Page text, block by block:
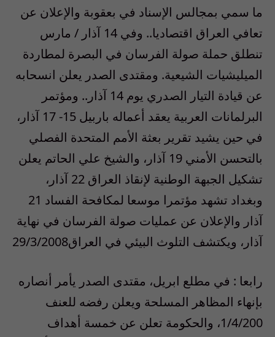
ما سمي بمجالس الإسناد في بعقوبة والإعلان عن
تعافي العراق اقتصاديا.. وفي 14 آذار / مارس
تنطلق حملة صولة الفرسان في البصرة لمطاردة
الميليشيات الشيعية. ومقتدى الصدر يعلن انسحابه
عن قيادة التيار الصدري يوم 14 آذار.. ومؤتمر
البرلمانات العربية يعقد أعماله باربيل 15- 17 آذار،
في حين يشيد تقرير بعثة الأمم المتحدة الفصلي
بالتحسن الأمني 19 آذار، والشيخ علي الحاتم يعلن
تشكيل الجبهة الوطنية لإنقاذ العراق 22 آذار،
وبغداد تشهد مؤتمرا موسعا لمكافحة الفساد 21
آذار والإعلان عن عمليات صولة الفرسان في نهاية
آذار، ويكتشف التلوث البيئي في العراق29/3/2008
رابعا : في مطلع ابريل، مقتدى الصدر يأمر أنصاره
بإنهاء المظاهر المسلحة ويعلن رفضه للعنف
1/4/200، والحكومة تعلن عن خمسة أهداف